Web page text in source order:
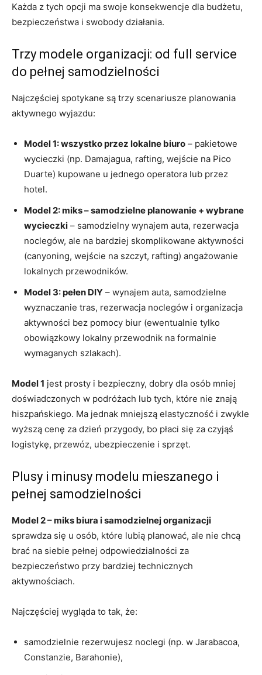
Każda z tych opcji ma swoje konsekwencje dla budżetu,
bezpieczeństwa i swobody działania.
Trzy modele organizacji: od full service
do pełnej samodzielności
Najczęściej spotykane są trzy scenariusze planowania
aktywnego wyjazdu:
Model 1: wszystko przez lokalne biuro – pakietowe
wycieczki (np. Damajagua, rafting, wejście na Pico
Duarte) kupowane u jednego operatora lub przez
hotel.
Model 2: miks – samodzielne planowanie + wybrane
wycieczki – samodzielny wynajem auta, rezerwacja
noclegów, ale na bardziej skomplikowane aktywności
(canyoning, wejście na szczyt, rafting) angażowanie
lokalnych przewodników.
Model 3: pełen DIY – wynajem auta, samodzielne
wyznaczanie tras, rezerwacja noclegów i organizacja
aktywności bez pomocy biur (ewentualnie tylko
obowiązkowy lokalny przewodnik na formalnie
wymaganych szlakach).
Model 1 jest prosty i bezpieczny, dobry dla osób mniej
doświadczonych w podróżach lub tych, które nie znają
hiszpańskiego. Ma jednak mniejszą elastyczność i zwykle
wyższą cenę za dzień przygody, bo płaci się za czyjąś
logistykę, przewóz, ubezpieczenie i sprzęt.
Plusy i minusy modelu mieszanego i
pełnej samodzielności
Model 2 – miks biura i samodzielnej organizacji
sprawdza się u osób, które lubią planować, ale nie chcą
brać na siebie pełnej odpowiedzialności za
bezpieczeństwo przy bardziej technicznych
aktywnościach.
Najczęściej wygląda to tak, że:
samodzielnie rezerwujesz noclegi (np. w Jarabacoa,
Constanzie, Barahonie),